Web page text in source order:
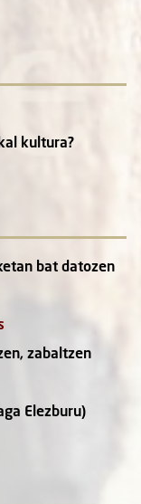
kultura?
bat datozen
zabaltzen
Elezburu)